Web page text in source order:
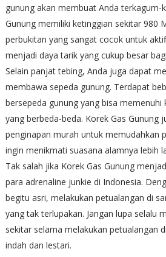
gunung akan membuat Anda terkagum-
Gunung memiliki ketinggian sekitar 980
perbukitan yang sangat cocok untuk
menjadi daya tarik yang cukup besar
Selain panjat tebing, Anda juga dapat
membawa sepeda gunung. Terdapat
bersepeda gunung yang bisa
yang berbeda-beda. Korek Gas Gunung
penginapan murah untuk memudahkan
ingin menikmati suasana alamnya lebih
Tak salah jika Korek Gas Gunung
para adrenaline junkie di Indonesia.
begitu asri, melakukan petualangan di
yang tak terlupakan. Jangan lupa selalu
sekitar selama melakukan petualangan
indah dan lestari.